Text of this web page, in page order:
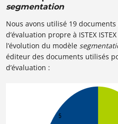
segmentation
Nous avons utilisé 19
d’évaluation propre à ISTEX
l’évolution du modèle
éditeur des documents utilisés
d’évaluation :